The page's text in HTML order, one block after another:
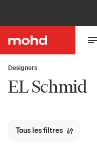
Designers
EL Schmid
Tous les filtres